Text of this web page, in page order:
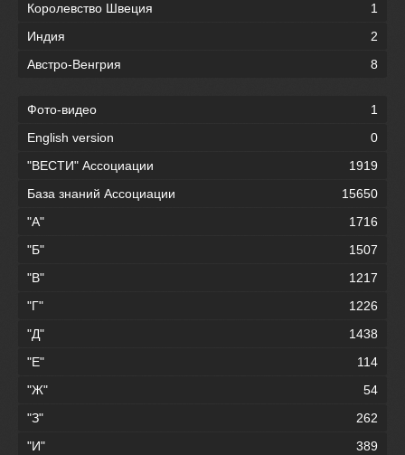
Королевство Швеция
1
Индия
2
Австро-Венгрия
8
Фото-видео
1
English version
0
"ВЕСТИ" Ассоциации
1919
База знаний Ассоциации
15650
"А"
1716
"Б"
1507
"В"
1217
"Г"
1226
"Д"
1438
"Е"
114
"Ж"
54
"З"
262
"И"
389